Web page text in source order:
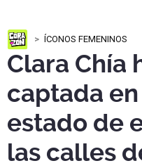
ÍCONOS FEMENINOS
Clara Chía
captada
estado de
las calles